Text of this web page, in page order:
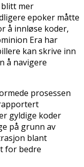
mer
epoker måtte
å innløse koder,
Era har
kan skrive inn
å navigere
prosessen
gyldige koder
på grunn av
blant
for bedre